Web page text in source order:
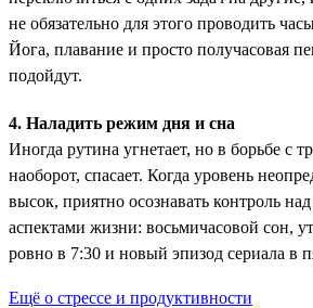
не обязательно для этого проводить
Йога, плавание и просто получасовая
подойдут.
4. Наладить режим дня и сна
Иногда рутина угнетает, но в борьбе с
наоборот, спасает. Когда уровень
высок, приятно осознавать контроль
аспектами жизни: восьмичасовой сон,
ровно в 7:30 и новый эпизод сериала в
Ещё о стрессе и продуктивности